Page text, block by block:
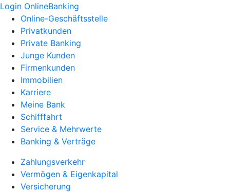
Login OnlineBanking
Online-Geschäftsstelle
Privatkunden
Private Banking
Junge Kunden
Firmenkunden
Immobilien
Karriere
Meine Bank
Schifffahrt
Service & Mehrwerte
Banking & Verträge
Zahlungsverkehr
Vermögen & Eigenkapital
Versicherung